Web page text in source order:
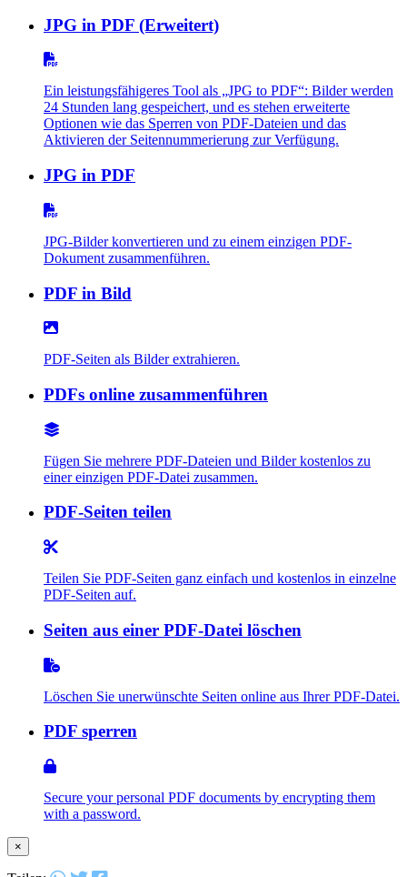
JPG in PDF (Erweitert)
Ein leistungsfähigeres Tool als „JPG to PDF“: Bilder werden
24 Stunden lang gespeichert, und es stehen erweiterte
Optionen wie das Sperren von PDF-Dateien und das
Aktivieren der Seitennummerierung zur Verfügung.
JPG in PDF
JPG-Bilder konvertieren und zu einem einzigen PDF-
Dokument zusammenführen.
PDF in Bild
PDF-Seiten als Bilder extrahieren.
PDFs online zusammenführen
Fügen Sie mehrere PDF-Dateien und Bilder kostenlos zu
einer einzigen PDF-Datei zusammen.
PDF-Seiten teilen
Teilen Sie PDF-Seiten ganz einfach und kostenlos in einzelne
PDF-Seiten auf.
Seiten aus einer PDF-Datei löschen
Löschen Sie unerwünschte Seiten online aus Ihrer PDF-Datei.
PDF sperren
Secure your personal PDF documents by encrypting them
with a password.
×